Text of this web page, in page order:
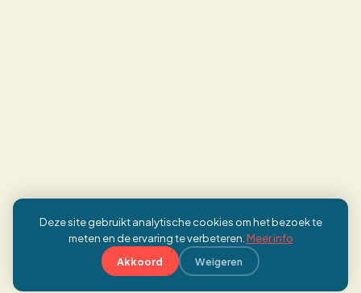
Deze site gebruikt analytische cookies om het bezoek te
meten en de ervaring te verbeteren. Meer info
Akkoord Weigeren